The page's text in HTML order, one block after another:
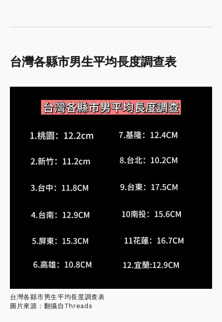
台灣各縣市男生平均長度調查表
台灣各縣市男生平均長度調查表
圖片來源：翻攝自Threads